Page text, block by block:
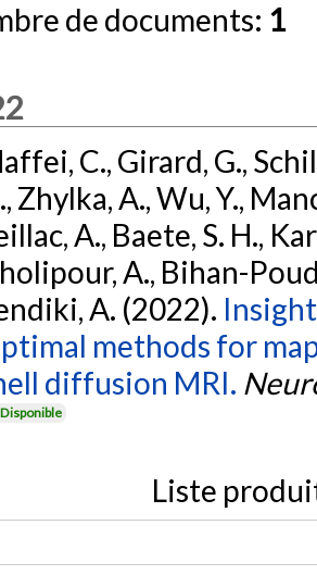
de documents: 1
C., Girard, G.,
Zhylka, A., Wu, Y.,
A., Baete, S. H.,
A., Bihan-
A. (2022).
methods for
diffusion MRI.
Disponible
Liste